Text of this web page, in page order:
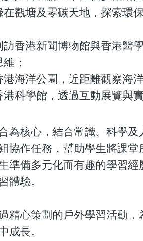
觀塘及零碳天地，探索環
訪香港新聞博物館與香港醫
；
海洋公園，近距離觀察海
港科學館，透過互動展覽與
為核心，結合常識、科學
協作任務，幫助學生將課
準備多元化而有趣的學習
體驗。
精心策劃的戶外學習活動
成長。